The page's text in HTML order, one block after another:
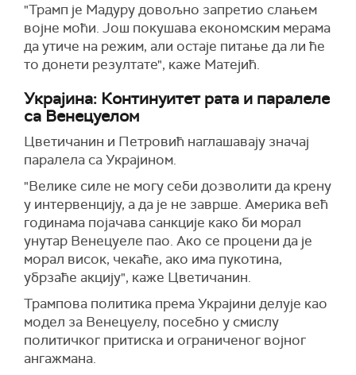
"Трамп је Мадуру довољно запретио слањем
војне моћи. Још покушава економским мерама
да утиче на режим, али остаје питање да ли ће
то донети резултате", каже Матејић.
Украјина: Континуитет рата и паралеле
са Венецуелом
Цветичанин и Петровић наглашавају значај
паралела са Украјином.
"Велике силе не могу себи дозволити да крену
у интервенцију, а да је не заврше. Америка већ
годинама појачава санкције како би морал
унутар Венецуеле пао. Ако се процени да је
морал висок, чекаће, ако има пукотина,
убрзаће акцију", каже Цветичанин.
Трампова политика према Украјини делује као
модел за Венецуелу, посебно у смислу
политичког притиска и ограниченог војног
ангажмана.